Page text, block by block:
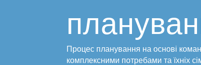
Процес планування на основі
комплексними потребами та їхніх